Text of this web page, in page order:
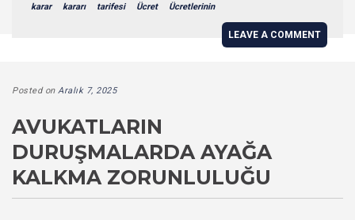
karar kararı tarifesi Ücret Ücretlerinin
LEAVE A COMMENT
Posted on Aralık 7, 2025
AVUKATLARIN
DURUŞMALARDA AYAĞA
KALKMA ZORUNLULUĞU